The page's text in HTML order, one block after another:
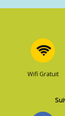
Wifi Gratuit